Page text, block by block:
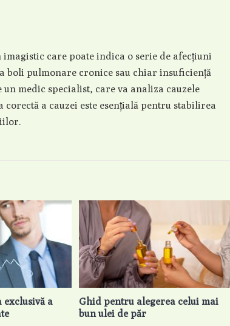
care poate indica o serie de afecțiuni
boli pulmonare cronice sau chiar insuficiență
medic specialist, care va analiza cauzele
a cauzei este esențială pentru stabilirea
a
Ghid pentru alegerea celui mai
bun ulei de păr